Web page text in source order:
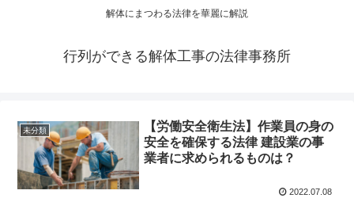
解体にまつわる法律を華麗に解説
行列ができる解体工事の法律事務所
未分類
【労働安全衛生法】作業員の身の
安全を確保する法律 建設業の事
業者に求められるものは？
2022.07.08